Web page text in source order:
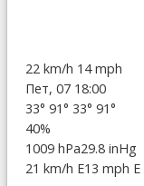
22 km/h 14 mph
Пет, 07 18:00
33° 91° 33° 91°
40%
1009 hPa29.8 inHg
21 km/h E13 mph E